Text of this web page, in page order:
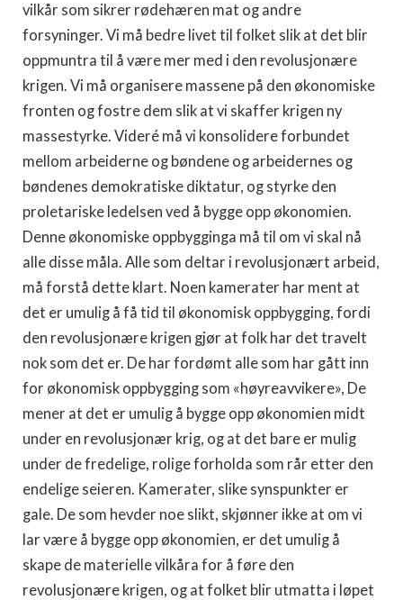
vilkår som sikrer rødehæren mat og andre
forsyninger. Vi må bedre livet til folket slik at det blir
oppmuntra til å være mer med i den revolusjonære
krigen. Vi må organisere massene på den økonomiske
fronten og fostre dem slik at vi skaffer krigen ny
massestyrke. Videré må vi konsolidere forbundet
mellom arbeiderne og bøndene og arbeidernes og
bøndenes demokratiske diktatur, og styrke den
proletariske ledelsen ved å bygge opp økonomien.
Denne økonomiske oppbygginga må til om vi skal nå
alle disse måla. Alle som deltar i revolusjonært arbeid,
må forstå dette klart. Noen kamerater har ment at
det er umulig å få tid til økonomisk oppbygging, fordi
den revolusjonære krigen gjør at folk har det travelt
nok som det er. De har fordømt alle som har gått inn
for økonomisk oppbygging som «høyreavvikere», De
mener at det er umulig å bygge opp økonomien midt
under en revolusjonær krig, og at det bare er mulig
under de fredelige, rolige forholda som rår etter den
endelige seieren. Kamerater, slike synspunkter er
gale. De som hevder noe slikt, skjønner ikke at om vi
lar være å bygge opp økonomien, er det umulig å
skape de materielle vilkåra for å føre den
revolusjonære krigen, og at folket blir utmatta i løpet